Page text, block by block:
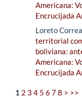
Americana:
Encrucijada
Loreto
territorial
boliviana:
Americana:
Encrucijada
1 2 3 4 5 6 78 > >>